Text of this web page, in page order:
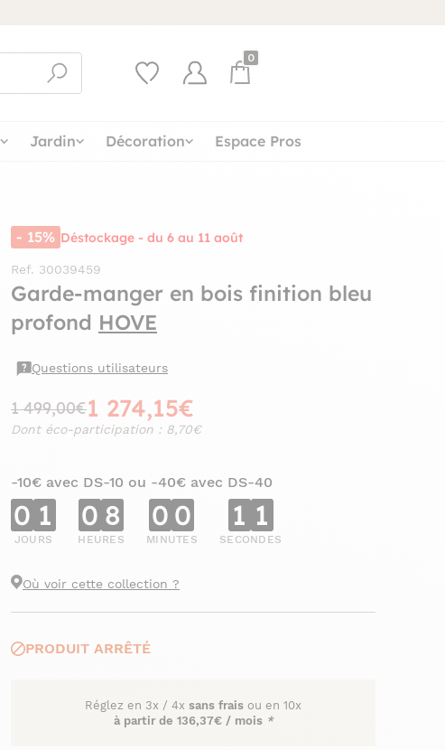
0
Jardin Décoration Espace Pros
- 15% Déstockage - du 6 au 11 août
Ref. 30039459
Garde-manger en bois finition bleu
profond HOVE
Questions utilisateurs
1 499,00€1 274,15€
Dont éco-participation : 8,70€
-10€ avec DS-10 ou -40€ avec DS-40
0 1
JOURS
0 8
HEURES
0 0
MINUTES
1 0
SECONDES
Où voir cette collection ?
PRODUIT ARRÊTÉ
Réglez en 3x / 4x sans frais ou en 10x
à partir de 136,37€ / mois *